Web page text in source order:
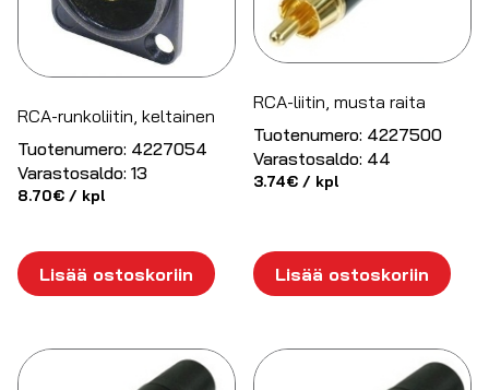
RCA-runkoliitin, keltainen
Tuotenumero: 4227054
Varastosaldo: 13
8.70€ / kpl
Lisää ostoskoriin
RCA-liitin, musta raita
Tuotenumero: 4227500
Varastosaldo: 44
3.74€ / kpl
Lisää ostoskoriin